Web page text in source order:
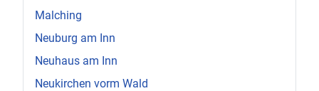
Malching
Neuburg am Inn
Neuhaus am Inn
Neukirchen vorm Wald